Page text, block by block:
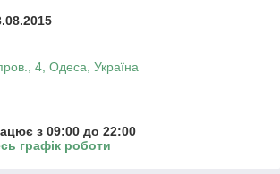
4, Одеса, Україна
з 09:00 до 22:00
графік роботи